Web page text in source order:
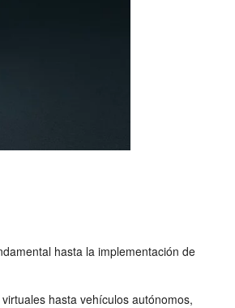
hasta la implementación de
hasta vehículos autónomos,